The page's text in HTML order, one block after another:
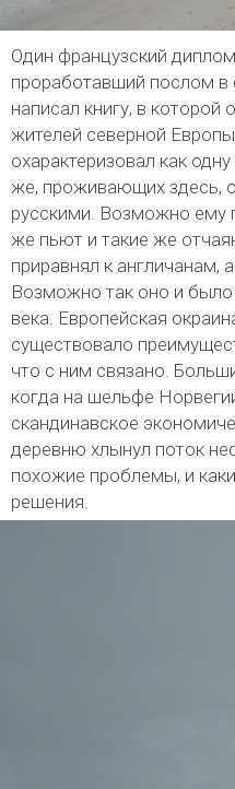
Один французский
проработавший послом в
написал книгу, в которой
жителей северной
охарактеризовал как
же, проживающих здесь,
русскими. Возможно ему
же пьют и такие же
приравнял к англичанам,
Возможно так оно и
века. Европейская
существовало
что с ним связано.
когда на шельфе
скандинавское
деревню хлынул поток
похожие проблемы, и
решения.